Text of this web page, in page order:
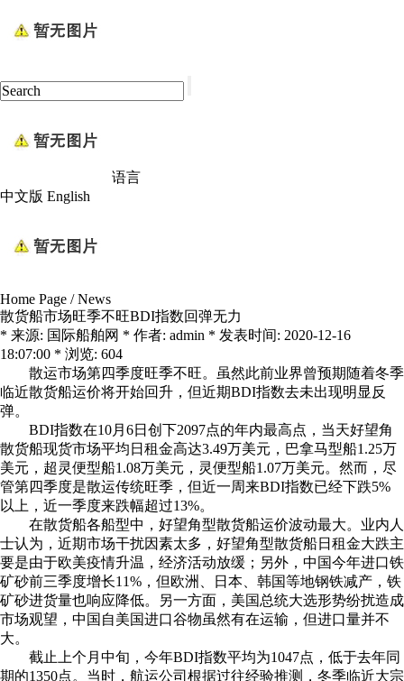
语言
中文版 English
Home Page /News
散货船市场旺季不旺BDI指数回弹无力
* 来源: 国际船舶网 * 作者: admin * 发表时间: 2020-12-16
18:07:00 * 浏览: 604
散运市场第四季度旺季不旺。虽然此前业界曾预期随着冬季
临近散货船运价将开始回升，但近期BDI指数去未出现明显反
弹。
BDI指数在10月6日创下2097点的年内最高点，当天好望角
散货船现货市场平均日租金高达3.49万美元，巴拿马型船1.25万
美元，超灵便型船1.08万美元，灵便型船1.07万美元。然而，尽
管第四季度是散运传统旺季，但近一周来BDI指数已经下跌5%
以上，近一季度来跌幅超过13%。
在散货船各船型中，好望角型散货船运价波动最大。业内人
士认为，近期市场干扰因素太多，好望角型散货船日租金大跌主
要是由于欧美疫情升温，经济活动放缓；另外，中国今年进口铁
矿砂前三季度增长11%，但欧洲、日本、韩国等地钢铁减产，铁
矿砂进货量也响应降低。另一方面，美国总统大选形势纷扰造成
市场观望，中国自美国进口谷物虽然有在运输，但进口量并不
大。
截止上个月中旬，今年BDI指数平均为1047点，低于去年同
期的1350点。当时，航运公司根据过往经验推测，冬季临近大宗